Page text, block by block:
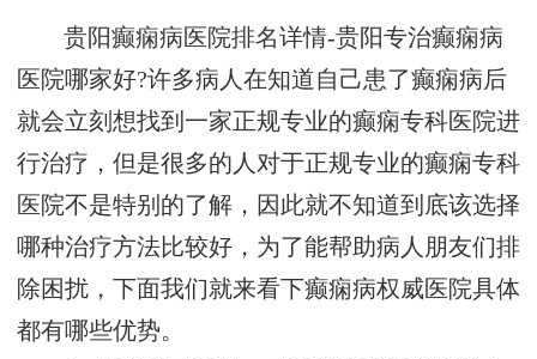
贵阳癫痫病医院排名详情-贵阳专治癫痫病
医院哪家好?许多病人在知道自己患了癫痫病后
就会立刻想找到一家正规专业的癫痫专科医院进
行治疗，但是很多的人对于正规专业的癫痫专科
医院不是特别的了解，因此就不知道到底该选择
哪种治疗方法比较好，为了能帮助病人朋友们排
除困扰，下面我们就来看下癫痫病权威医院具体
都有哪些优势。